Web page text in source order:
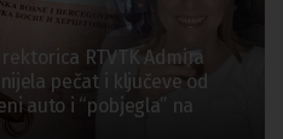
RTVTK Admira
pečat i ključeve od
auto i “pobjegla” na